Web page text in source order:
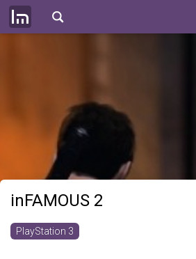
inFAMOUS 2
PlayStation 3